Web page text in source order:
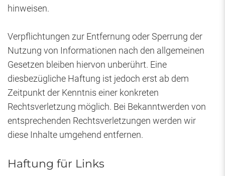
hinweisen.
Verpflichtungen zur Entfernung oder Sperrung der
Nutzung von Informationen nach den allgemeinen
Gesetzen bleiben hiervon unberührt. Eine
diesbezügliche Haftung ist jedoch erst ab dem
Zeitpunkt der Kenntnis einer konkreten
Rechtsverletzung möglich. Bei Bekanntwerden von
entsprechenden Rechtsverletzungen werden wir
diese Inhalte umgehend entfernen.
Haftung für Links